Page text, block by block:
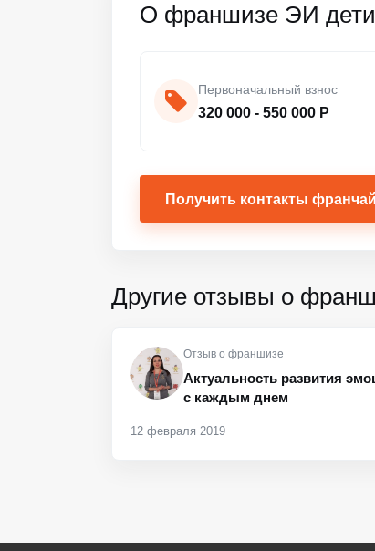
О франшизе ЭИ дети
Первоначальный взнос
320 000 - 550 000 Р
Получить контакты
Другие отзывы о
Отзыв о франшизе
Актуальность развития
с каждым днем
12 февраля 2019